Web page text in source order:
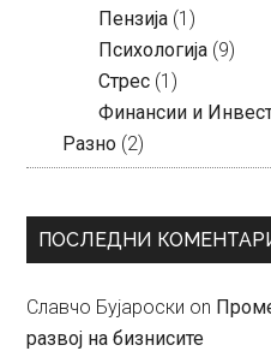
Пензија (1)
Психологија (9)
Стрес (1)
Финансии и
Разно (2)
ПОСЛЕДНИ
Славчо Бујароски on
развој на бизнисите